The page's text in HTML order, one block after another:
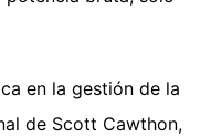
en la gestión de la
de Scott Cawthon,